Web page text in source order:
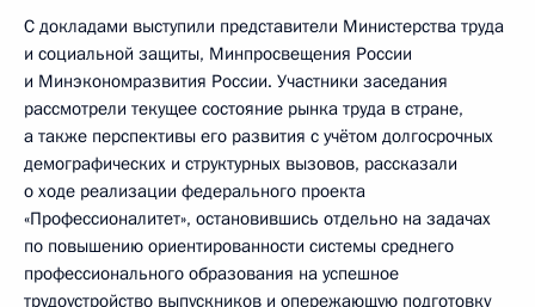
С докладами выступили представители Министерства труда
и социальной защиты, Минпросвещения России
и Минэкономразвития России. Участники заседания
рассмотрели текущее состояние рынка труда в стране,
а также перспективы его развития с учётом долгосрочных
демографических и структурных вызовов, рассказали
о ходе реализации федерального проекта
«Профессионалитет», остановившись отдельно на задачах
по повышению ориентированности системы среднего
профессионального образования на успешное
трудоустройство выпускников и опережающую подготовку